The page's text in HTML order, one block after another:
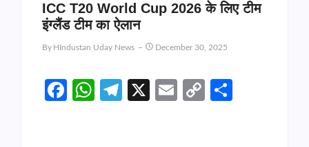
ICC T20 World Cup 2026 के लिए टीम
इंग्लैंड टीम का ऐलान
By HIndustan Uday News December 30, 2025
Facebook
WhatsApp
Telegram
X EmailCopy